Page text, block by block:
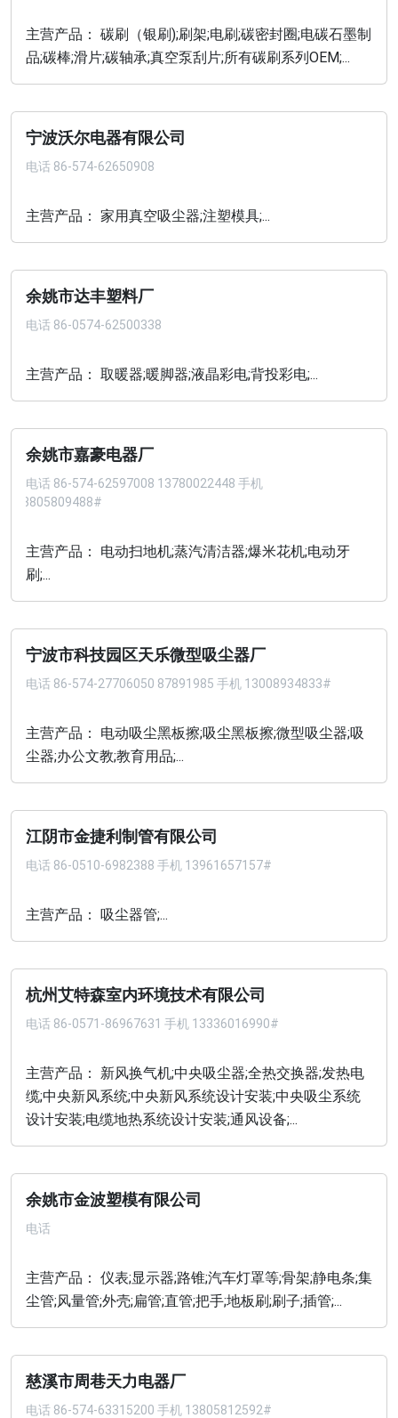
主营产品： 碳刷（银刷);刷架;电刷;碳密封圈;电碳石墨制
品;碳棒;滑片;碳轴承;真空泵刮片;所有碳刷系列OEM;...
宁波沃尔电器有限公司
电话 86-574-62650908
主营产品： 家用真空吸尘器;注塑模具;...
余姚市达丰塑料厂
电话 86-0574-62500338
主营产品： 取暖器;暖脚器;液晶彩电;背投彩电;...
余姚市嘉豪电器厂
电话 86-574-62597008 13780022448 手机
013805809488#
主营产品： 电动扫地机;蒸汽清洁器;爆米花机;电动牙
刷;...
宁波市科技园区天乐微型吸尘器厂
电话 86-574-27706050 87891985 手机 13008934833#
主营产品： 电动吸尘黑板擦;吸尘黑板擦;微型吸尘器;吸
尘器;办公文教;教育用品;...
江阴市金捷利制管有限公司
电话 86-0510-6982388 手机 13961657157#
主营产品： 吸尘器管;...
杭州艾特森室内环境技术有限公司
电话 86-0571-86967631 手机 13336016990#
主营产品： 新风换气机;中央吸尘器;全热交换器;发热电
缆;中央新风系统;中央新风系统设计安装;中央吸尘系统
设计安装;电缆地热系统设计安装;通风设备;...
余姚市金波塑模有限公司
电话
主营产品： 仪表;显示器;路锥;汽车灯罩等;骨架;静电条;集
尘管;风量管;外壳;扁管;直管;把手;地板刷;刷子;插管;...
慈溪市周巷天力电器厂
电话 86-574-63315200 手机 13805812592#